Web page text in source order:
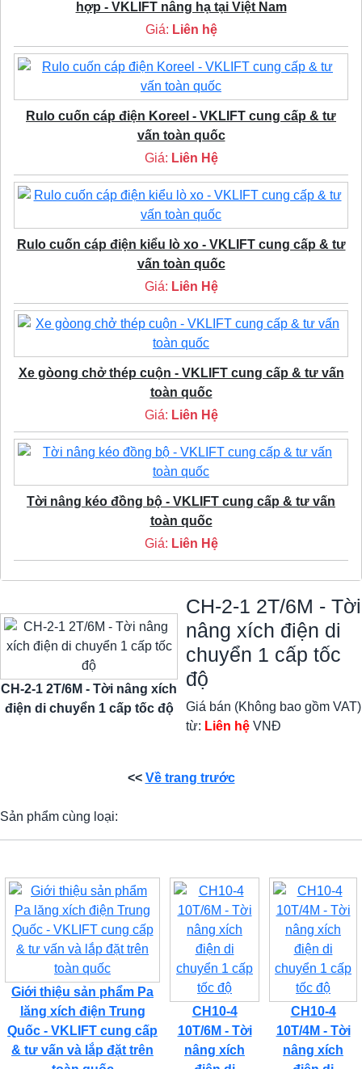
hợp - VKLIFT nâng hạ tại Việt Nam
Giá: Liên hệ
Rulo cuốn cáp điện Koreel - VKLIFT cung cấp & tư
vấn toàn quốc
Giá: Liên Hệ
Rulo cuốn cáp điện kiểu lò xo - VKLIFT cung cấp & tư
vấn toàn quốc
Giá: Liên Hệ
Xe gòong chở thép cuộn - VKLIFT cung cấp & tư vấn
toàn quốc
Giá: Liên Hệ
Tời nâng kéo đồng bộ - VKLIFT cung cấp & tư vấn
toàn quốc
Giá: Liên Hệ
CH-2-1 2T/6M - Tời nâng xích
điện di chuyển 1 cấp tốc độ
CH-2-1 2T/6M - Tời
nâng xích điện di
chuyển 1 cấp tốc
độ
Giá bán (Không bao gồm VAT)
từ: Liên hệ VNĐ
<< Về trang trước
Sản phẩm cùng loại:
Giới thiệu sản phẩm Pa
lăng xích điện Trung
Quốc - VKLIFT cung cấp
& tư vấn và lắp đặt trên
CH10-4
10T/6M - Tời
nâng xích
CH10-4
10T/4M - Tời
nâng xích